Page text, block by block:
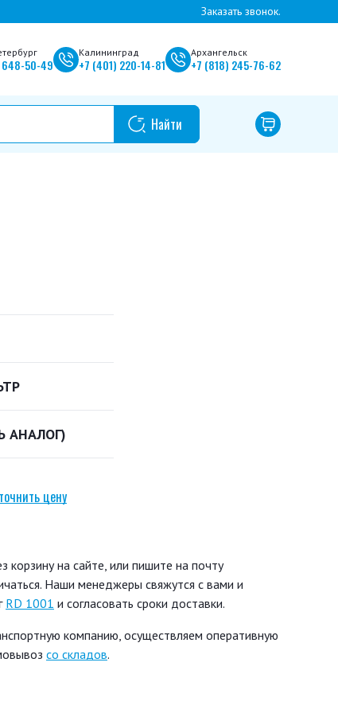
Заказать звонок.
648-50-49
Калининград
+7 (401) 220-14-81
Архангельск
+7 (818) 245-76-62
АНАЛОГ)
цену
на сайте, или пишите на почту
Наши менеджеры свяжутся с вами и
RD 1001 и согласовать сроки доставки.
компанию, осуществляем оперативную
со складов.